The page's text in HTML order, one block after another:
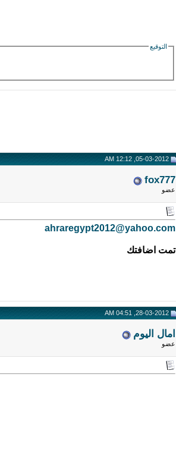
التوقيع
fox777
عضو
ahraregypt2012@yahoo.com
تمت اضافتك
امال اليوم
عضو